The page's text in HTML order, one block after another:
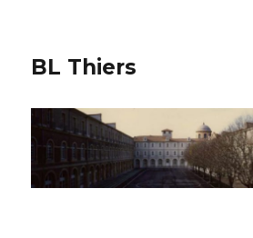
BL Thiers